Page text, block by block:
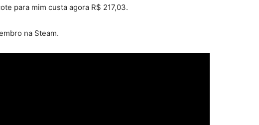
para mim custa agora R$ 217,03.
na Steam.